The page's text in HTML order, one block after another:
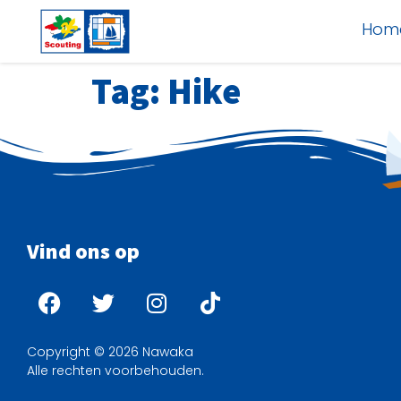
Tag: Hike
Vind ons op
Copyright © 2026 Nawaka
Alle rechten voorbehouden.